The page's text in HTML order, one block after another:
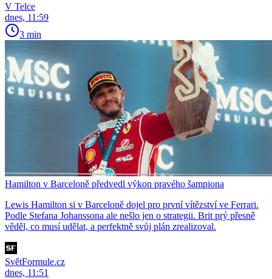
V Telce
dnes, 11:59
3 min
Hamilton v Barceloně předvedl výkon pravého šampiona
Lewis Hamilton si v Barceloně dojel pro první vítězství ve Ferrari.
Podle Stefana Johanssona ale nešlo jen o strategii. Brit prý přesně
věděl, co musí udělat, a perfektně svůj plán zrealizoval.
SvětFormule.cz
dnes, 11:51